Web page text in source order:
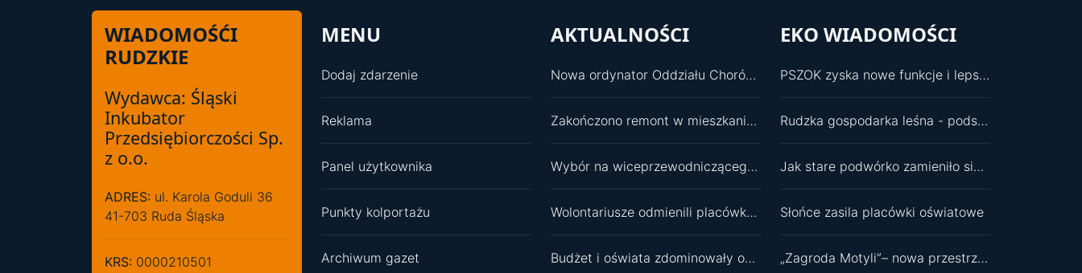
WIADOMOŚĆI
RUDZKIE
Wydawca: Śląski
Inkubator
Przedsiębiorczości Sp.
z o.o.
ADRES: ul. Karola Goduli 36
41-703 Ruda Śląska
KRS: 0000210501
MENU
Dodaj zdarzenie
Reklama
Panel użytkownika
Punkty kolportażu
Archiwum gazet
AKTUALNOŚCI
Nowa ordynator Oddziału Chorób Wewnętrznych
Zakończono remont w mieszkaniu wspomaganym
Wybór na wiceprzewodniczącego RM był dla mnie zaskoczeniem
Wolontariusze odmienili placówkę dla najmłodszych
Budżet i oświata zdominowały obrady
EKO WIADOMOŚCI
PSZOK zyska nowe funkcje i lepszą infrastrukturę
Rudzka gospodarka leśna - podsumowania i plany
Jak stare podwórko zamieniło się w zielony ekosystem?
Słońce zasila placówki oświatowe
„Zagroda Motyli”– nowa przestrzeń edukacyjna przy SP 11